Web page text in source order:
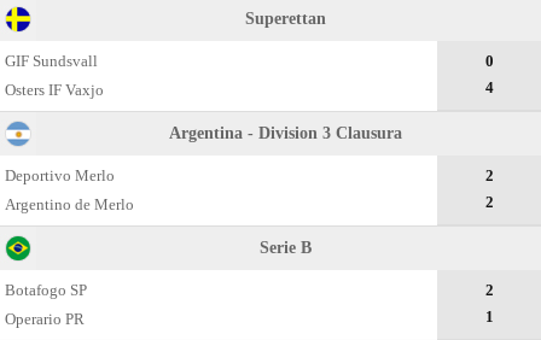
Superettan
GIF Sundsvall
Osters IF Vaxjo
0
4
Argentina - Division 3 Clausura
Deportivo Merlo
Argentino de Merlo
2
2
Serie B
Botafogo SP
Operario PR
2
1